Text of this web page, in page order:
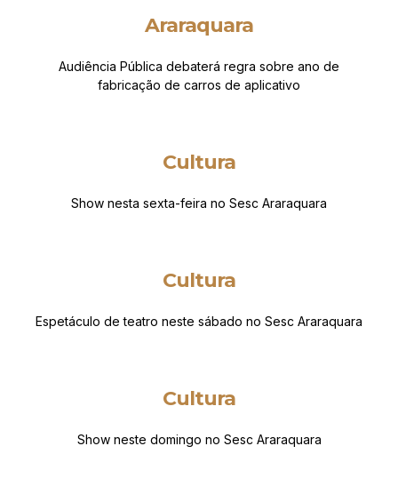
Araraquara
Audiência Pública debaterá regra sobre ano de
fabricação de carros de aplicativo
Cultura
Show nesta sexta-feira no Sesc Araraquara
Cultura
Espetáculo de teatro neste sábado no Sesc Araraquara
Cultura
Show neste domingo no Sesc Araraquara